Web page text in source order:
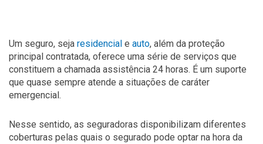
Um seguro, seja residencial e auto, além da proteção
principal contratada, oferece uma série de serviços que
constituem a chamada assistência 24 horas. É um suporte
que quase sempre atende a situações de caráter
emergencial.
Nesse sentido, as seguradoras disponibilizam diferentes
coberturas pelas quais o segurado pode optar na hora da